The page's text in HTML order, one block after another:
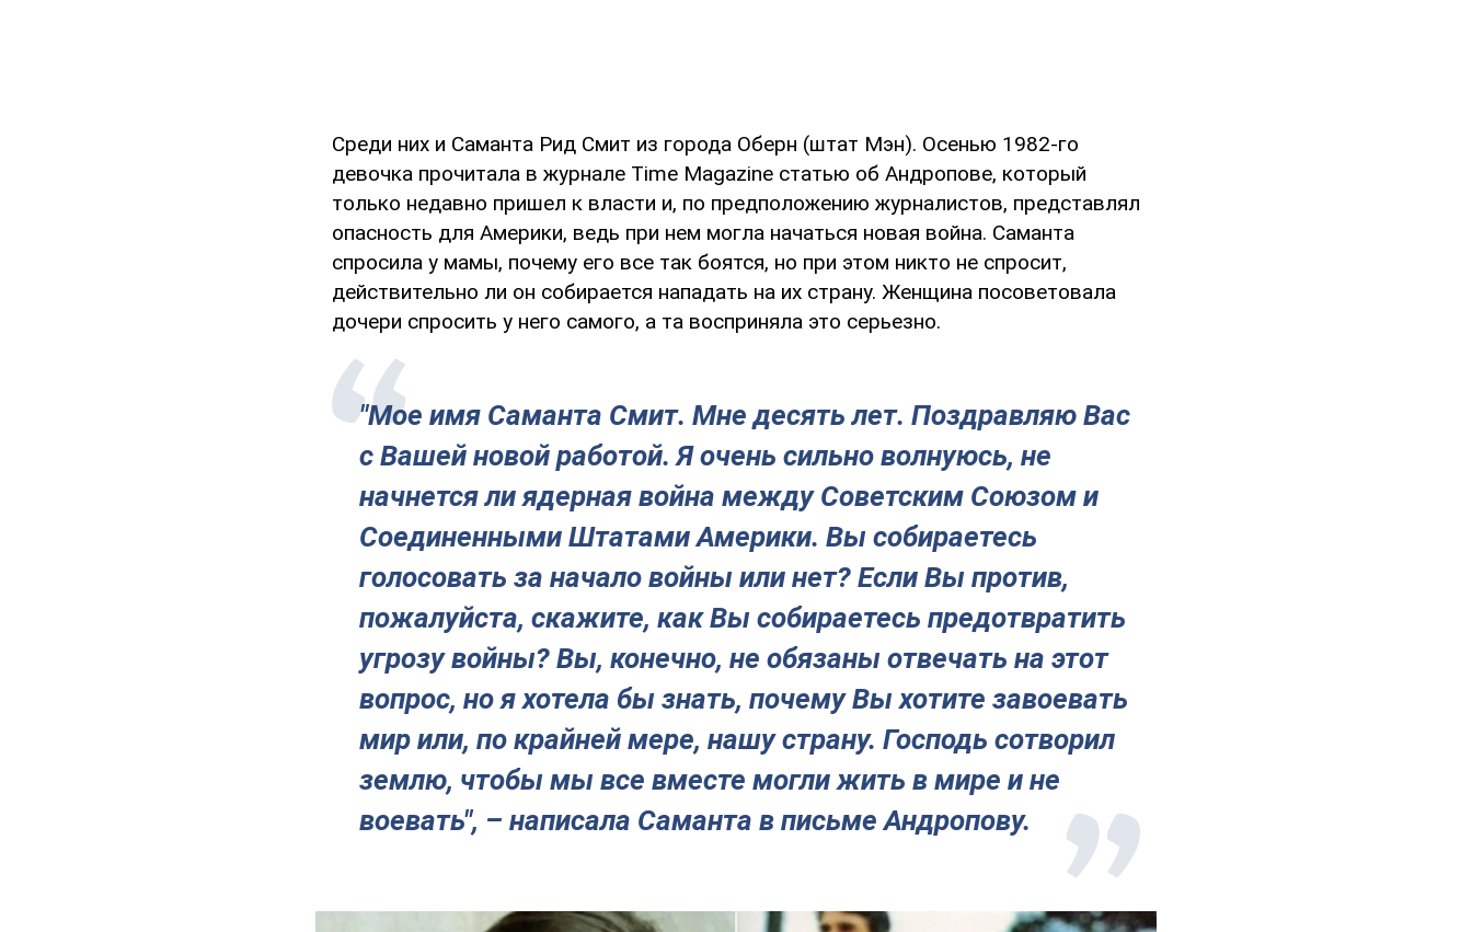
Среди них и Саманта Рид Смит из города Оберн (штат Мэн). Осенью 1982-го
девочка прочитала в журнале Time Magazine статью об Андропове, который
только недавно пришел к власти и, по предположению журналистов, представлял
опасность для Америки, ведь при нем могла начаться новая война. Саманта
спросила у мамы, почему его все так боятся, но при этом никто не спросит,
действительно ли он собирается нападать на их страну. Женщина посоветовала
дочери спросить у него самого, а та восприняла это серьезно.
"Мое имя Саманта Смит. Мне десять лет. Поздравляю Вас
с Вашей новой работой. Я очень сильно волнуюсь, не
начнется ли ядерная война между Советским Союзом и
Соединенными Штатами Америки. Вы собираетесь
голосовать за начало войны или нет? Если Вы против,
пожалуйста, скажите, как Вы собираетесь предотвратить
угрозу войны? Вы, конечно, не обязаны отвечать на этот
вопрос, но я хотела бы знать, почему Вы хотите завоевать
мир или, по крайней мере, нашу страну. Господь сотворил
землю, чтобы мы все вместе могли жить в мире и не
воевать", – написала Саманта в письме Андропову.